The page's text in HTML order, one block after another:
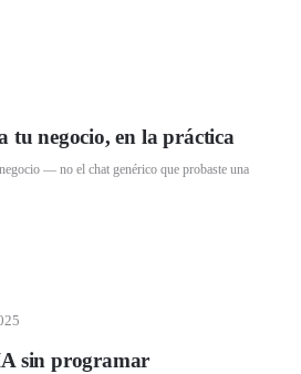
tu negocio, en la práctica
— no el chat genérico que probaste una
sin programar